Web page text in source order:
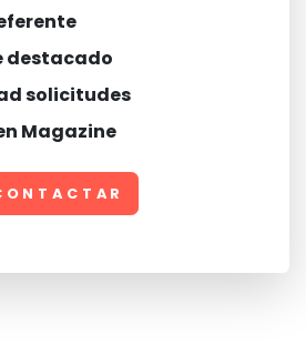
destacado
solicitudes
Magazine